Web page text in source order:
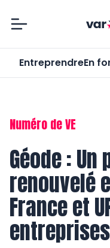
EntreprendreEn
Numéro de VE
Géode :
renouvelé
France et
entreprises